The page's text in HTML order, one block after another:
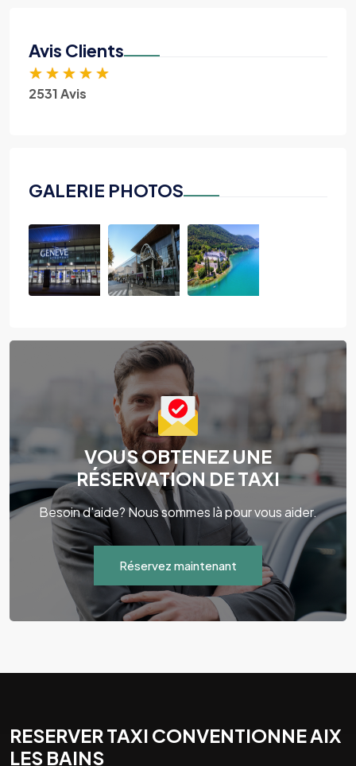
Avis Clients
★ ★ ★ ★ ★
2531 Avis
GALERIE PHOTOS
VOUS OBTENEZ UNE
RÉSERVATION DE TAXI
Besoin d'aide? Nous sommes là pour vous aider.
Réservez maintenant
RESERVER TAXI CONVENTIONNE AIX
LES BAINS